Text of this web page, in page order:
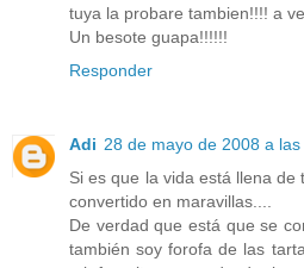
tuya la probare tambien!!!! a
Un besote guapa!!!!!!
Responder
Adi 28 de mayo de 2008 a las
Si es que la vida está llena
convertido en maravillas....
De verdad que está que se
también soy forofa de las